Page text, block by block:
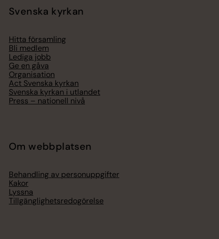
Svenska kyrkan
Hitta församling
Bli medlem
Lediga jobb
Ge en gåva
Organisation
Act Svenska kyrkan
Svenska kyrkan i utlandet
Press – nationell nivå
Om webbplatsen
Behandling av personuppgifter
Kakor
Lyssna
Tillgänglighetsredogörelse